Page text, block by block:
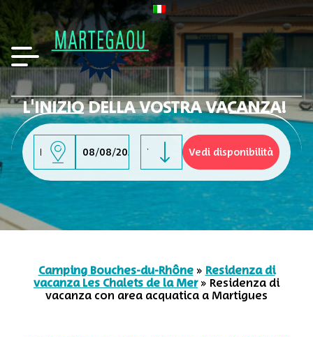
L'INIZIO DELLA VOSTRA VACANZA!
-
Camping Bouches-du-Rhône» Residenza di
vacanza Les Chalets de la Mer» Residenza di
vacanza con area acquatica a Martigues